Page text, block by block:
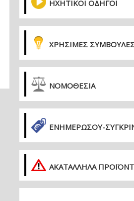
ΗΧΗΤΙΚΟΙ ΟΔΗΓΟΙ
ΧΡΗΣΙΜΕΣ
ΝΟΜΟΘΕΣΙΑ
ΕΝΗΜΕΡΏΣΟΥ-
ΑΚΑΤΑΛΛΗΛΑ